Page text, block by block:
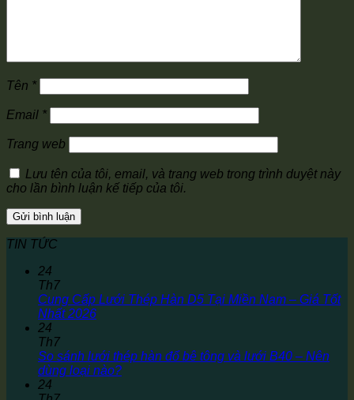
Tên *
Email *
Trang web
Lưu tên của tôi, email, và trang web trong trình duyệt này
cho lần bình luận kế tiếp của tôi.
TIN TỨC
24
Th7
Cung Cấp Lưới Thép Hàn D5 Tại Miền Nam – Giá Tốt
Nhất 2026
24
Th7
So sánh lưới thép hàn đổ bê tông và lưới B40 – Nên
dùng loại nào?
24